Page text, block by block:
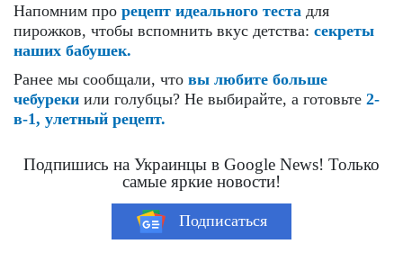
Напомним про рецепт идеального теста для
пирожков, чтобы вспомнить вкус детства: секреты
наших бабушек.
Ранее мы сообщали, что вы любите больше
чебуреки или голубцы? Не выбирайте, а готовьте 2-
в-1, улетный рецепт.
Подпишись на Украинцы в Google News! Только
самые яркие новости!
Подписаться